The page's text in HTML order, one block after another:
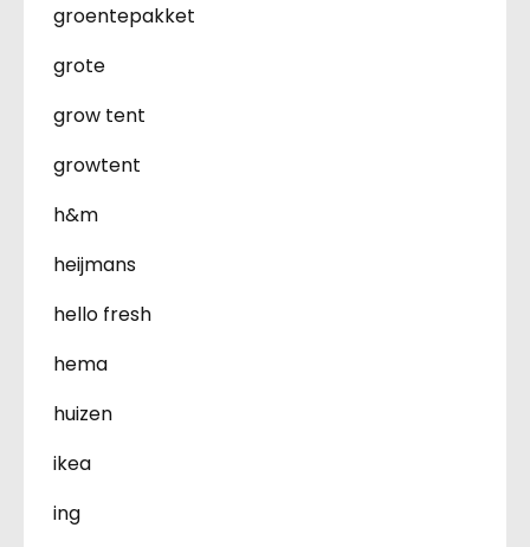
groentepakket
grote
grow tent
growtent
h&m
heijmans
hello fresh
hema
huizen
ikea
ing